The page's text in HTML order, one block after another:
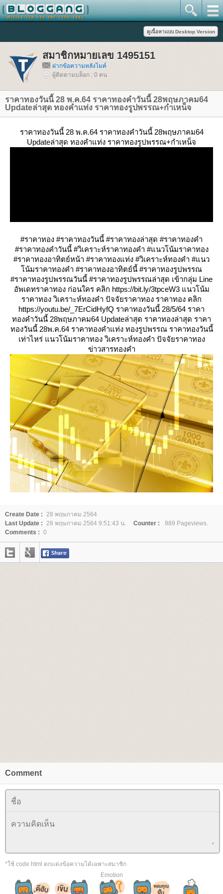
สมาชิกหมายเลข 1495151
ฝากข้อความหลังไมค์
ผู้ติดตามบล็อก : 0 คน
ราคาทองวันนี้ 28 พ.ค.64 ราคาทองคำวันนี้ 28พฤษภาคม64
Updateล่าสุด ทองคำแท่ง ราคาทองรูปพรรณ+กำเหน็จ
ราคาทองวันนี้ 28 พ.ค.64 ราคาทองคำวันนี้ 28พฤษภาคม64
Updateล่าสุด ทองคำแท่ง ราคาทองรูปพรรณ+กำเหน็จ
#ราคาทอง #ราคาทองวันนี้ #ราคาทองล่าสุด #ราคาทองคำ
#ราคาทองคำวันนี้ #วิเคราะห์ราคาทองคำ #แนวโน้มราคาทอง
#ราคาทองอาทิตย์หน้า #ราคาทองแท่ง #วิเคราะห์ทองคำ #แนว
น้มราคาทองคำ #ราคาทองอาทิตย์นี้ #ราคาทองรูปพรรณ
#ราคาทองรูปพรรณวันนี้ #ราคาทองรูปพรรณล่าสุด เข้ากลุ่ม Line
อัพเดทราคาทอง ก่อนใคร คลิก https://bit.ly/3tpceW3 แนวโน้ม
ราคาทอง วิเคราะห์ทองคำ ปัจจัยราคาทอง ราคาทอง คลิก
https://youtu.be/_7ErCidHyfQ ราคาทองวันนี้ 28/5/64 ราคา
ทองคำวันนี้ 28พฤษภาคม64 Updateล่าสุด ราคาทองล่าสุด ราคา
ทองวันนี้ 28พ.ค.64 ราคาทองคำแท่ง ทองรูปพรรณ ราคาทองวันนี้
เท่าไหร่ แนวโน้มราคาทอง วิเคราะห์ทองคำ ปัจจัยราคาทอง
ข่าวสารทองคำ
Create Date : 28 พฤษภาคม 2564
Last Update : 28 พฤษภาคม 2564 9:51:43 น. Counter :
989 Pageviews.
Comments : 0
Comment
*ใช้ code html ตกแต่งข้อความได้เฉพาะสมาชิก
Emotion